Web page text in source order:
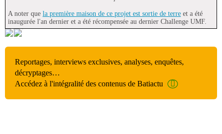
A noter que la première maison de ce projet est sortie de terre et a été
inaugurée l'an dernier et a été récompensée au dernier Challenge UMF.
Reportages, interviews exclusives, analyses, enquêtes,
décryptages…
Accédez à l'intégralité des contenus de Batiactu